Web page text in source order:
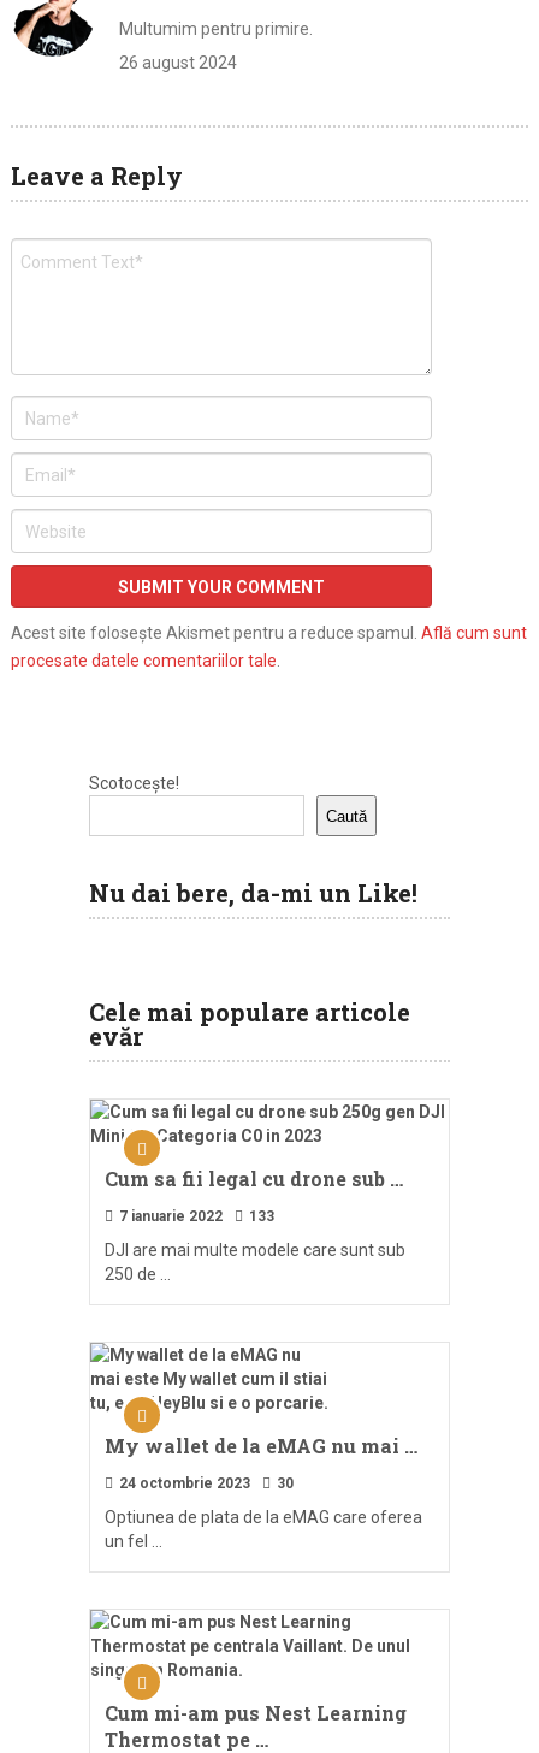
Multumim pentru primire.
26 august 2024
Leave a Reply
Acest site folosește Akismet pentru a reduce spamul. Află cum sunt
procesate datele comentariilor tale
Scotocește!
Caută
Nu dai bere, da-mi un Like!
Cele mai populare articole
evăr
Cum sa fii legal cu drone sub …
7 ianuarie 2022 133
DJI are mai multe modele care sunt sub
250 de …
My wallet de la eMAG nu mai …
24 octombrie 2023 30
Optiunea de plata de la eMAG care oferea
un fel …
Cum mi-am pus Nest Learning
Thermostat pe …